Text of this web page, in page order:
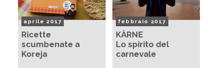
aprile 2017
Ricette
scumbenate a
Koreja
febbraio 2017
KÀRNE
Lo spirito del
carnevale